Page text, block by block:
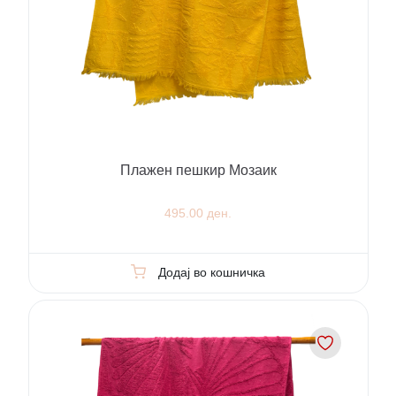
Плажен пешкир Мозаик
495.00 ден.
Додај во кошничка